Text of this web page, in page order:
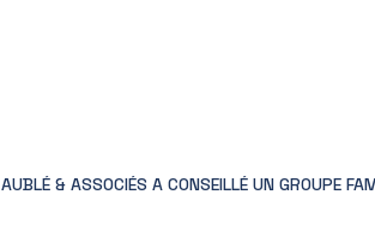
AUBLÉ & ASSOCIÉS A CONSEILLÉ UN GROUPE